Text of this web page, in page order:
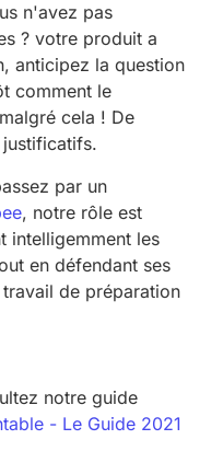
n'avez pas
? votre produit a
anticipez la question
comment le
cela ! De
par un
, notre rôle est
intelligemment les
en défendant ses
de préparation
notre guide
- Le Guide 2021